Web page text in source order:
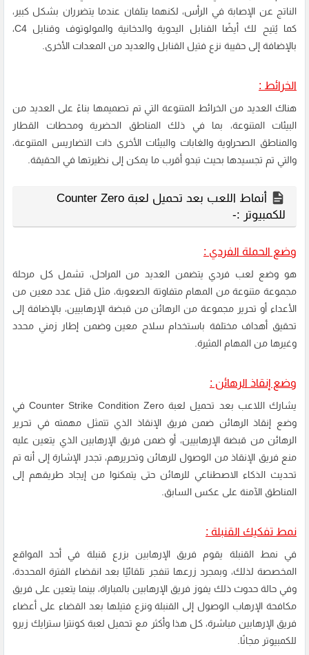
الناتج عن الإصابة في الرأس، لكنهما يتلفان عندما يتضرران بشكل كبير،
كما يُتيح لك أيضًا القنابل اليدوية والدخانية والمولوتوف وقنابل C4،
بالإضافة إلى حقيبة نزع فتيل القنابل والعديد من المعدات الأخرى.
الخرائط :
هناك العديد من الخرائط المتنوعة التي تم تصميمها بناءً على العديد من
البيئات المتنوعة، بما في ذلك المناطق الحضرية ومحطات القطار
والمناطق الصحراوية والغابات والبيئات الأخرى ذات التضاريس المتنوعة،
والتي تم تجسيدها بحيث تبدو أقرب ما يمكن إلى نظيرتها في الحقيقة.
أنماط اللعب بعد تحميل لعبة Counter Zero
للكمبيوتر :-
وضع الحملة الفردي :
هو وضع لعب فردي يتضمن العديد من المراحل، تشمل كل مرحلة
مجموعة متنوعة من المهام متفاوتة الصعوبة، مثل قتل عدد معين من
الأعداء أو تحرير مجموعة من الرهائن من قبضة الإرهابيين، بالإضافة إلى
تحقيق أهداف مختلفة باستخدام سلاح معين وضمن إطار زمني محدد
وغيرها من المهام المثيرة.
وضع إنقاذ الرهائن :
يشارك اللاعب بعد تحميل لعبة Counter Strike Condition Zero في
وضع إنقاذ الرهائن ضمن فريق الإنقاذ الذي تتمثل مهمته في تحرير
الرهائن من قبضة الإرهابيين، أو ضمن فريق الإرهابين الذي يتعين عليه
منع فريق الإنقاذ من الوصول للرهائن وتحريرهم، تجدر الإشارة إلى أنه تم
تحديث الذكاء الاصطناعي للرهائن حتى يتمكنوا من إيجاد طريقهم إلى
المناطق الآمنة على عكس السابق.
نمط تفكيك القنبلة :
في نمط القنبلة يقوم فريق الإرهابين بزرع قنبلة في أحد المواقع
المخصصة لذلك، وبمجرد زرعها تنفجر تلقائيًا بعد انقضاء الفترة المحددة،
وفي حالة حدوث ذلك يفوز فريق الإرهابين بالمباراة، بينما يتعين على فريق
مكافحة الإرهاب الوصول إلى القنبلة ونزع فتيلها بعد القضاء على أعضاء
فريق الإرهابين مباشرة، كل هذا وأكثر مع تحميل لعبة كونترا سترايك زيرو
للكمبيوتر مجانًا.